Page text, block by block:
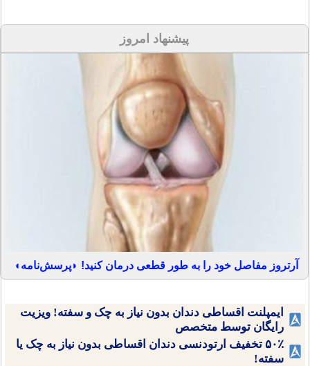
پیشنهاد امروز
آرتروز مفاصل خود را به طور قطعی درمان کنید! ◗پرسش‌نامه◖
ایمپلنت اقساطی دندان بدون نیاز به چک و سفته! ویزیت
رایگان توسط متخصص
۵۰٪ تخفیف ارتودنسی دندان اقساطی بدون نیاز به چک یا
سفته!